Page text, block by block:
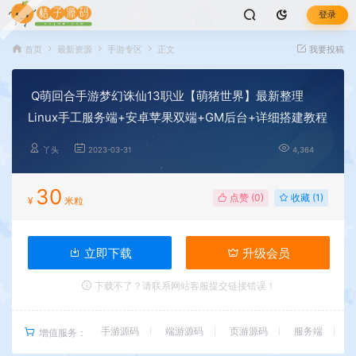
登录
首页 最新资源 手游专区 正文 我要投稿
Q萌回合手游梦幻诛仙13职业【萌猪世界】最新整理
Linux手工服务端+安卓苹果双端+GM后台+详细搭建教程
丫头 2023-03-31 4,364
¥ 30 米粒 点赞 (0) 收藏 (1)
立即下载 升级会员
下载不了？请联系网站客服提交链接错误！
增值服务： 手游源码 端游源码 页游源码 服务端